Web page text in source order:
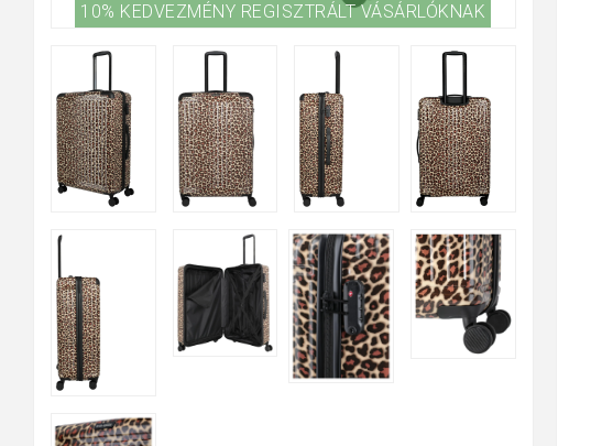
10% KEDVEZMÉNY REGISZTRÁLT VÁSÁRLÓKNAK